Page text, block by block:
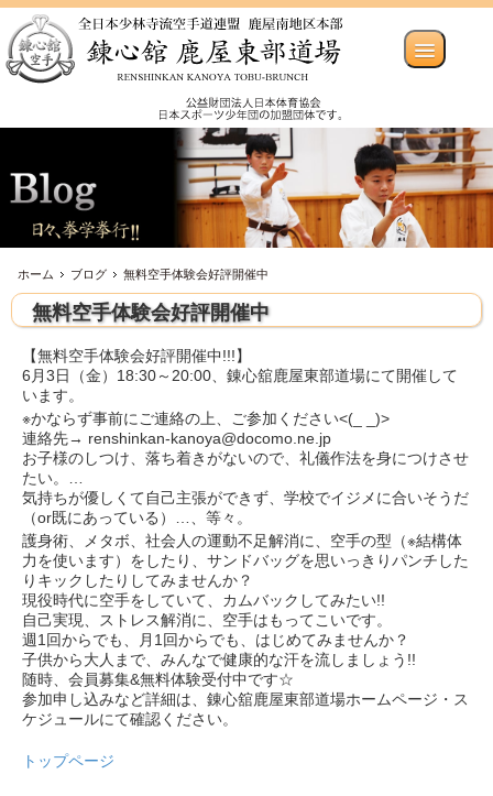
ホーム ブログ 無料空手体験会好評開催中
無料空手体験会好評開催中
【無料空手体験会好評開催中!!!】
6月3日（金）18:30～20:00、錬心舘鹿屋東部道場にて開催して
います。
※かならず事前にご連絡の上、ご参加ください<(_ _)>
連絡先→ renshinkan-kanoya@docomo.ne.jp
お子様のしつけ、落ち着きがないので、礼儀作法を身につけさせ
たい。…
気持ちが優しくて自己主張ができず、学校でイジメに合いそうだ
（or既にあっている）…、等々。
護身術、メタボ、社会人の運動不足解消に、空手の型（※結構体
力を使います）をしたり、サンドバッグを思いっきりパンチした
りキックしたりしてみませんか？
現役時代に空手をしていて、カムバックしてみたい!!
自己実現、ストレス解消に、空手はもってこいです。
週1回からでも、月1回からでも、はじめてみませんか？
子供から大人まで、みんなで健康的な汗を流しましょう!!
随時、会員募集&無料体験受付中です☆
参加申し込みなど詳細は、錬心舘鹿屋東部道場ホームページ・ス
ケジュールにて確認ください。
トップページ